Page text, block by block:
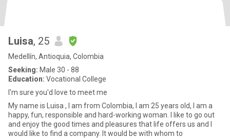
Luisa, 25
Medellín, Antioquia, Colombia
Seeking: Male 30 - 88
Education: Vocational College
I'm sure you'd love to meet me
My name is Luisa , I am from Colombia, I am 25 years old, I am a
happy, fun, responsible and hard-working woman. I like to go out
and enjoy the good times and pleasures that life offers us and I
would like to find a company. It would be with whom to